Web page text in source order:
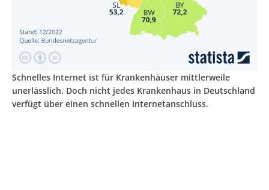
Schnelles Internet ist für Krankenhäuser mittlerweile
unerlässlich. Doch nicht jedes Krankenhaus in Deutschland
verfügt über einen schnellen Internetanschluss.